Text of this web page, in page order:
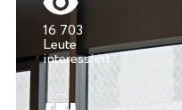
16 703
Leute
interessiert